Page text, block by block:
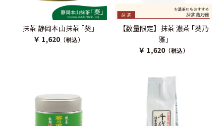
抹茶 静岡本山抹茶 ｢葵｣
￥ 1,620（税込）
【数量限定】抹茶 濃茶 ｢葵乃
雅｣
￥ 1,620 （税込）